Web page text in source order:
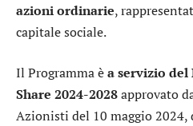
azioni ordinarie,
capitale sociale.
Il Programma èa servizio del
Share 2024-2028approvato
Azionisti del 10 maggio